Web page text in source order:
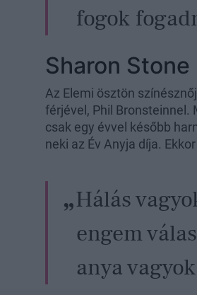
fogok
Sharon Stone
Az Elemi ösztön
férjével, Phil Bronsteinnel.
csak egy évvel később
neki az Év Anyja díja.
Hálás
engem
anya